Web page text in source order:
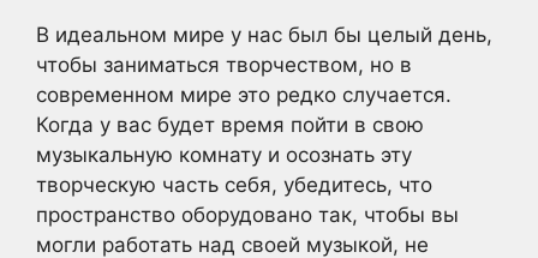
В идеальном мире у нас был бы целый день,
чтобы заниматься творчеством, но в
современном мире это редко случается.
Когда у вас будет время пойти в свою
музыкальную комнату и осознать эту
творческую часть себя, убедитесь, что
пространство оборудовано так, чтобы вы
могли работать над своей музыкой, не